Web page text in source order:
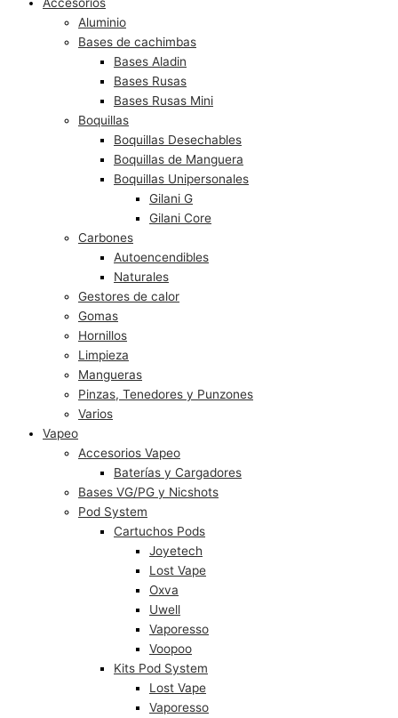
Aluminio
Bases de cachimbas
Bases Aladin
Bases Rusas
Bases Rusas Mini
Boquillas
Boquillas Desechables
Boquillas de Manguera
Boquillas Unipersonales
Gilani G
Gilani Core
Carbones
Autoencendibles
Naturales
Gestores de calor
Gomas
Hornillos
Limpieza
Mangueras
Pinzas, Tenedores y Punzones
Varios
Vapeo
Accesorios Vapeo
Baterías y Cargadores
Bases VG/PG y Nicshots
Pod System
Cartuchos Pods
Joyetech
Lost Vape
Oxva
Uwell
Vaporesso
Voopoo
Kits Pod System
Lost Vape
Vaporesso